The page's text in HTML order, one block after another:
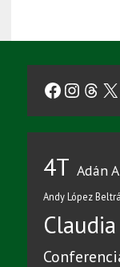
Facebook
X
4T Adán
Andy López